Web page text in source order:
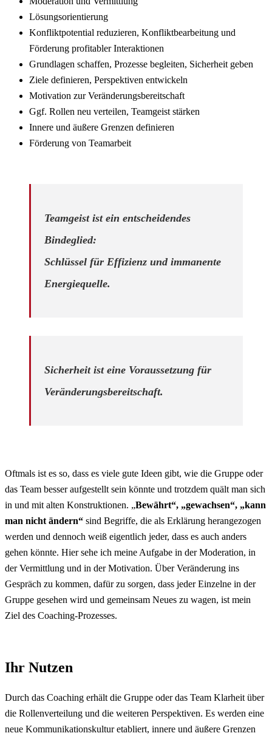
Lösungsorientierung
Konfliktpotential reduzieren, Konfliktbearbeitung und
Förderung profitabler Interaktionen
Grundlagen schaffen, Prozesse begleiten, Sicherheit geben
Ziele definieren, Perspektiven entwickeln
Motivation zur Veränderungsbereitschaft
Ggf. Rollen neu verteilen, Teamgeist stärken
Innere und äußere Grenzen definieren
Förderung von Teamarbeit
Teamgeist ist ein entscheidendes
Bindeglied:
Schlüssel für Effizienz und immanente
Energiequelle.
Sicherheit ist eine Voraussetzung für
Veränderungsbereitschaft.
Oftmals ist es so, dass es viele gute Ideen gibt, wie die Gruppe oder
das Team besser aufgestellt sein könnte und trotzdem quält man sich
in und mit alten Konstruktionen. „Bewährt“, „gewachsen“, „kann
man nicht ändern“ sind Begriffe, die als Erklärung herangezogen
werden und dennoch weiß eigentlich jeder, dass es auch anders
gehen könnte. Hier sehe ich meine Aufgabe in der Moderation, in
der Vermittlung und in der Motivation. Über Veränderung ins
Gespräch zu kommen, dafür zu sorgen, dass jeder Einzelne in der
Gruppe gesehen wird und gemeinsam Neues zu wagen, ist mein
Ziel des Coaching-Prozesses.
Ihr Nutzen
Durch das Coaching erhält die Gruppe oder das Team Klarheit über
die Rollenverteilung und die weiteren Perspektiven. Es werden eine
neue Kommunikationskultur etabliert, innere und äußere Grenzen